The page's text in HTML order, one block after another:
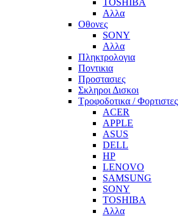
Αλλα
Οθονες
SONY
Αλλα
Πληκτρολογια
Ποντικια
Προστασιες
Σκληροι Δισκοι
Τροφοδοτικα / Φορτιστες
ACER
APPLE
ASUS
DELL
HP
LENOVO
SAMSUNG
SONY
TOSHIBA
Αλλα